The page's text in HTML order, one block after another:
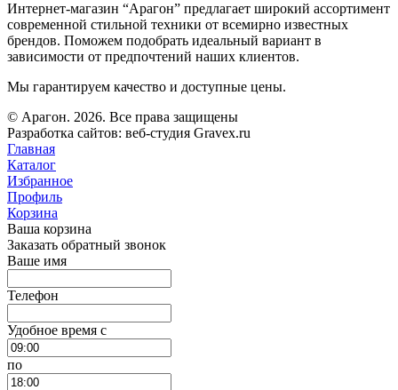
Интернет-магазин “Арагон” предлагает широкий ассортимент
современной стильной техники от всемирно известных
брендов. Поможем подобрать идеальный вариант в
зависимости от предпочтений наших клиентов.
Мы гарантируем качество и доступные цены.
© Арагон. 2026. Все права защищены
Разработка сайтов: веб-студия Gravex.ru
Главная
Каталог
Избранное
Профиль
Корзина
Ваша корзина
Заказать обратный звонок
Ваше имя
Телефон
Удобное время c
по